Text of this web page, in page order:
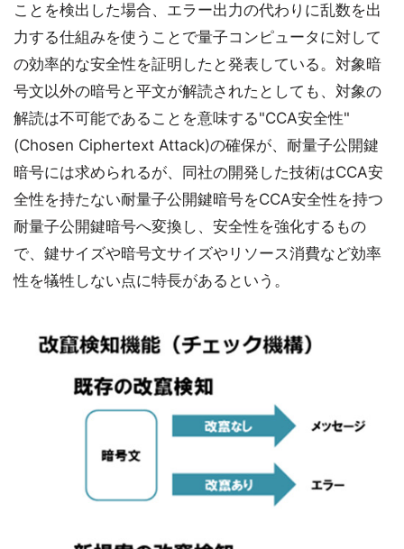
ことを検出した場合、エラー出力の代わりに乱数を出
力する仕組みを使うことで量子コンピュータに対して
の効率的な安全性を証明したと発表している。対象暗
号文以外の暗号と平文が解読されたとしても、対象の
解読は不可能であることを意味する"CCA安全性"
(Chosen Ciphertext Attack)の確保が、耐量子公開鍵
暗号には求められるが、同社の開発した技術はCCA安
全性を持たない耐量子公開鍵暗号をCCA安全性を持つ
耐量子公開鍵暗号へ変換し、安全性を強化するもの
で、鍵サイズや暗号文サイズやリソース消費など効率
性を犠牲しない点に特長があるという。